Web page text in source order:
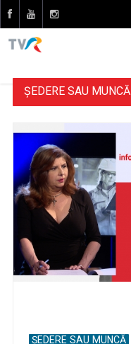
ȘEDERE SAU MUNCĂ
ȘEDERE SAU MUNCĂ